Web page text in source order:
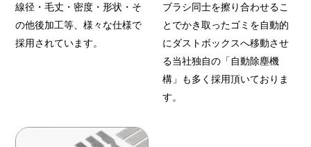
線径・毛丈・密度・形状・そ
の他後加工等、様々な仕様で
採用されています。
ブラシ同士を擦り合わせるこ
とでかき取ったゴミを自動的
にダストボックスへ移動させ
る当社独自の「自動除塵機
構」も多く採用頂いておりま
す。